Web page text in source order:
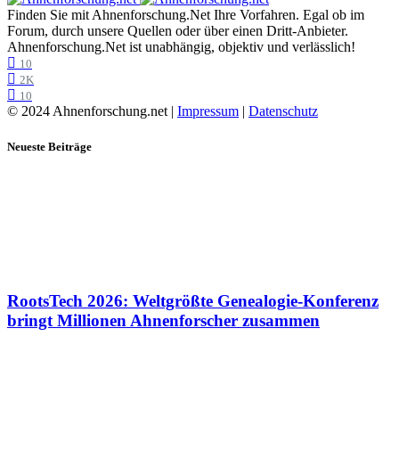
Finden Sie mit Ahnenforschung.Net Ihre Vorfahren. Egal ob im
Forum, durch unsere Quellen oder über einen Dritt-Anbieter.
Ahnenforschung.Net ist unabhängig, objektiv und verlässlich!
10
2K
10
© 2024 Ahnenforschung.net | Impressum | Datenschutz
Neueste Beiträge
RootsTech 2026: Weltgrößte Genealogie-Konferenz
bringt Millionen Ahnenforscher zusammen